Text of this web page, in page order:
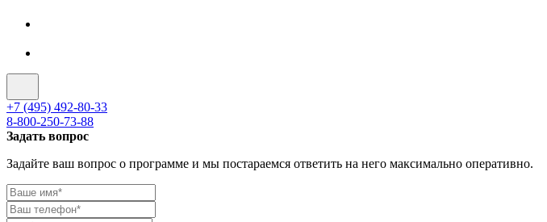
+7 (495) 492-80-33
8-800-250-73-88
Задать вопрос
Задайте ваш вопрос о программе и мы постараемся ответить на него максимально оперативно.